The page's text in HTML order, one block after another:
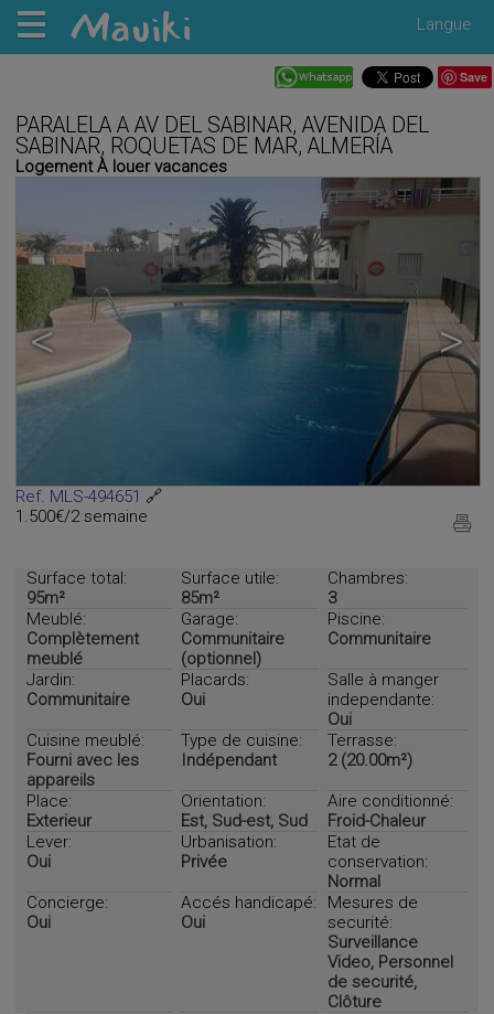
Langue
Save
PARALELA A AV DEL SABINAR, AVENIDA DEL
SABINAR, ROQUETAS DE MAR, ALMERÍA
Logement À louer vacances
< >
Ref. MLS-494651 🔗
1.500€/2 semaine
Surface total:
95m²
Surface utile:
85m²
Chambres:
3
Meublé:
Complètement
meublé
Garage:
Communitaire
(optionnel)
Piscine:
Communitaire
Jardin:
Communitaire
Placards:
Oui
Salle à manger
independante:
Oui
Cuisine meublé:
Fourni avec les
appareils
Type de cuisine:
Indépendant
Terrasse:
2 (20.00m²)
Place:
Exterieur
Orientation:
Est, Sud-est, Sud
Aire conditionné:
Froid-Chaleur
Lever:
Oui
Urbanisation:
Privée
Etat de
conservation:
Normal
Concierge:
Oui
Accés handicapé:
Oui
Mesures de
securité:
Surveillance
Video, Personnel
de securité,
Clôture